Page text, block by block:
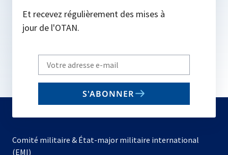
Et recevez régulièrement des mises à
jour de l'OTAN.
Write
your
email
S'ABONNER
Comité militaire & État-major militaire international
(EMI)